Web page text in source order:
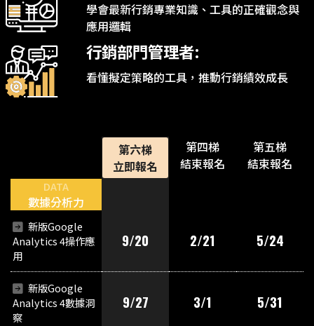
學會最新行銷專業知識、工具的正確觀念與
應用邏輯
行銷部門管理者:
看懂擬定策略的工具，推動行銷績效成長
第六梯
立即報名
第四梯
結束報名
第五梯
結束報名
DATA
數據分析力
新版Google
Analytics 4操作應
用
9/20 2/21 5/24
新版Google
Analytics 4數據洞
察
9/27 3/1 5/31